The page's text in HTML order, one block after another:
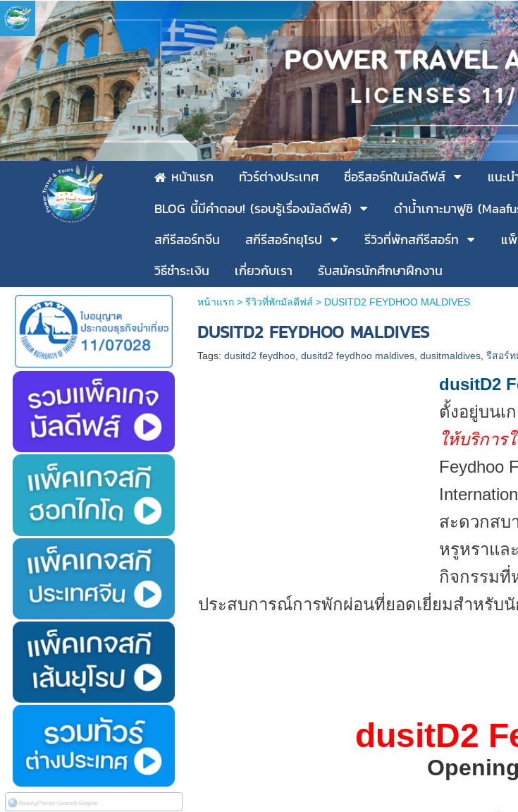
หน้าแรก ทัวร์ต่างประเทศ ชื่อรีสอร์ทในมัลดีฟส์ แนะ
BLOG นี้มีคำตอบ! (รอบรู้เรื่องมัลดีฟส์)
ดำน้ำเกาะมาฟูชิ
สกีรีสอร์ทจีน
สกีรีสอร์ทยุโรป รีวิวที่พักสกีรีสอร์ท แ
วิธีชำระเงิน
เกี่ยวกับเรา รับสมัครนักศึกษาฝึกงาน
หน้าแรก> รีวิวที่พักมัลดีฟส์ > DUSITD2 FEYDHOO MALDIVES
DUSITD2 FEYDHOO MALDIVES
Tags:dusitd2 feydhoo ,dusitd2 feydhoo maldives ,dusitmaldives ,รีสอร์
dusitD2
ตั้งอยู่บนเ
ให้บริการ
Feydhoo
สะดวกสบ
หรูหราแล
กิจกรรมที่
ประสบการณ์การพักผ่อนที่ยอดเยี่ยมสำหรับ
dusitD2